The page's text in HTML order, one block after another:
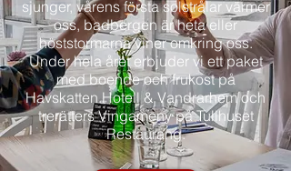
sjunger, vårens första solstrålar värmer
oss, badbergen är heta eller
höststormarna viner omkring oss.
Under hela året erbjuder vi ett paket
med boende och frukost på
Havskatten Hotell & Vandrarhem och
trerätters Vingameny på Tullhuset
Restaurang.